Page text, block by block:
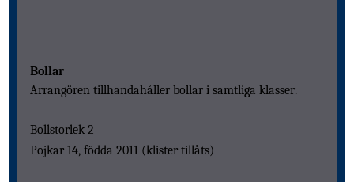
-
Bollar
Arrangören tillhandahåller bollar i samtliga klasser.
Bollstorlek 2
Pojkar 14, födda 2011 (klister tillåts)